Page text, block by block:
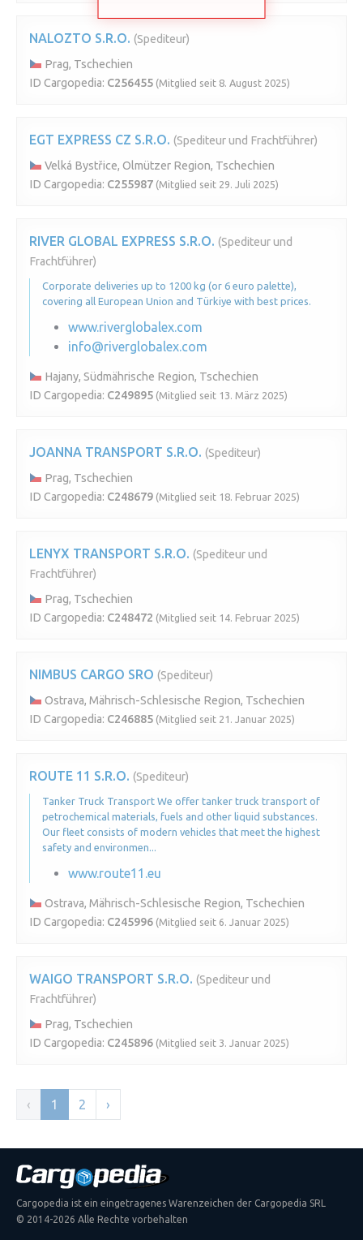
NALOZTO S.R.O. (Spediteur)
Prag, Tschechien
ID Cargopedia: C256455 (Mitglied seit 8. August 2025)
EGT EXPRESS CZ S.R.O. (Spediteur und Frachtführer)
Velká Bystřice, Olmützer Region, Tschechien
ID Cargopedia: C255987 (Mitglied seit 29. Juli 2025)
RIVER GLOBAL EXPRESS S.R.O. (Spediteur und
Frachtführer)
Corporate deliveries up to 1200 kg (or 6 euro palette),
covering all European Union and Türkiye with best prices.
www.riverglobalex.com
info@riverglobalex.com
Hajany, Südmährische Region, Tschechien
ID Cargopedia: C249895 (Mitglied seit 13. März 2025)
JOANNA TRANSPORT S.R.O. (Spediteur)
Prag, Tschechien
ID Cargopedia: C248679 (Mitglied seit 18. Februar 2025)
LENYX TRANSPORT S.R.O. (Spediteur und
Frachtführer)
Prag, Tschechien
ID Cargopedia: C248472 (Mitglied seit 14. Februar 2025)
NIMBUS CARGO SRO (Spediteur)
Ostrava, Mährisch-Schlesische Region, Tschechien
ID Cargopedia: C246885 (Mitglied seit 21. Januar 2025)
ROUTE 11 S.R.O. (Spediteur)
Tanker Truck Transport We offer tanker truck transport of
petrochemical materials, fuels and other liquid substances.
Our fleet consists of modern vehicles that meet the highest
safety and environmen...
www.route11.eu
Ostrava, Mährisch-Schlesische Region, Tschechien
ID Cargopedia: C245996 (Mitglied seit 6. Januar 2025)
WAIGO TRANSPORT S.R.O. (Spediteur und
Frachtführer)
Prag, Tschechien
ID Cargopedia: C245896 (Mitglied seit 3. Januar 2025)
‹ 1 2 ›
Cargopedia ist ein eingetragenes Warenzeichen der Cargopedia SRL
© 2014-2026 Alle Rechte vorbehalten